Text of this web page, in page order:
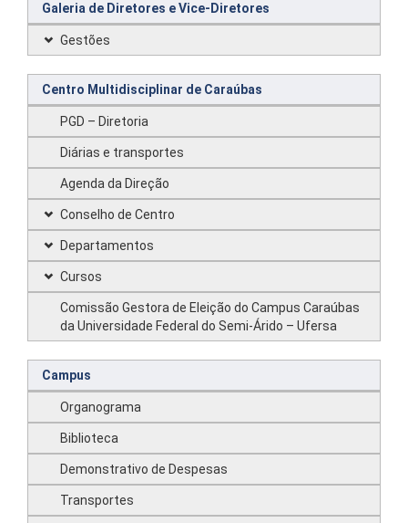
Galeria de Diretores e Vice-Diretores
Gestões
Centro Multidisciplinar de Caraúbas
PGD – Diretoria
Diárias e transportes
Agenda da Direção
Conselho de Centro
Departamentos
Cursos
Comissão Gestora de Eleição do Campus Caraúbas
da Universidade Federal do Semi-Árido – Ufersa
Campus
Organograma
Biblioteca
Demonstrativo de Despesas
Transportes